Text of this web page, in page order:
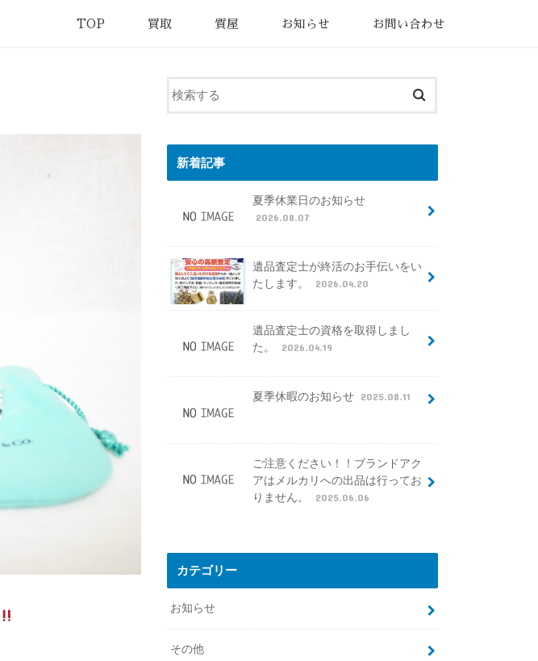
TOP 買取 質屋 お知らせ お問い合わせ
新着記事
夏季休業日のお知らせ
2026.08.07
遺品査定士が終活のお手伝いをい
たします。
2026.04.20
遺品査定士の資格を取得しまし
た。
2026.04.19
夏季休暇のお知らせ 2025.08.11
ご注意ください！！ブランドアク
アはメルカリへの出品は行ってお
りません。
2025.06.06
カテゴリー
お知らせ
その他